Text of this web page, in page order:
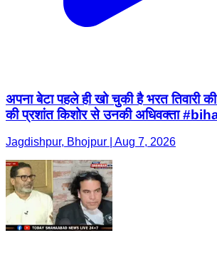
अपना बेटा पहले ही खो चुकी है भरत तिवारी
की प्रशांत किशोर से उनकी अधिवक्ता
Jagdishpur, Bhojpur | Aug 7, 2026